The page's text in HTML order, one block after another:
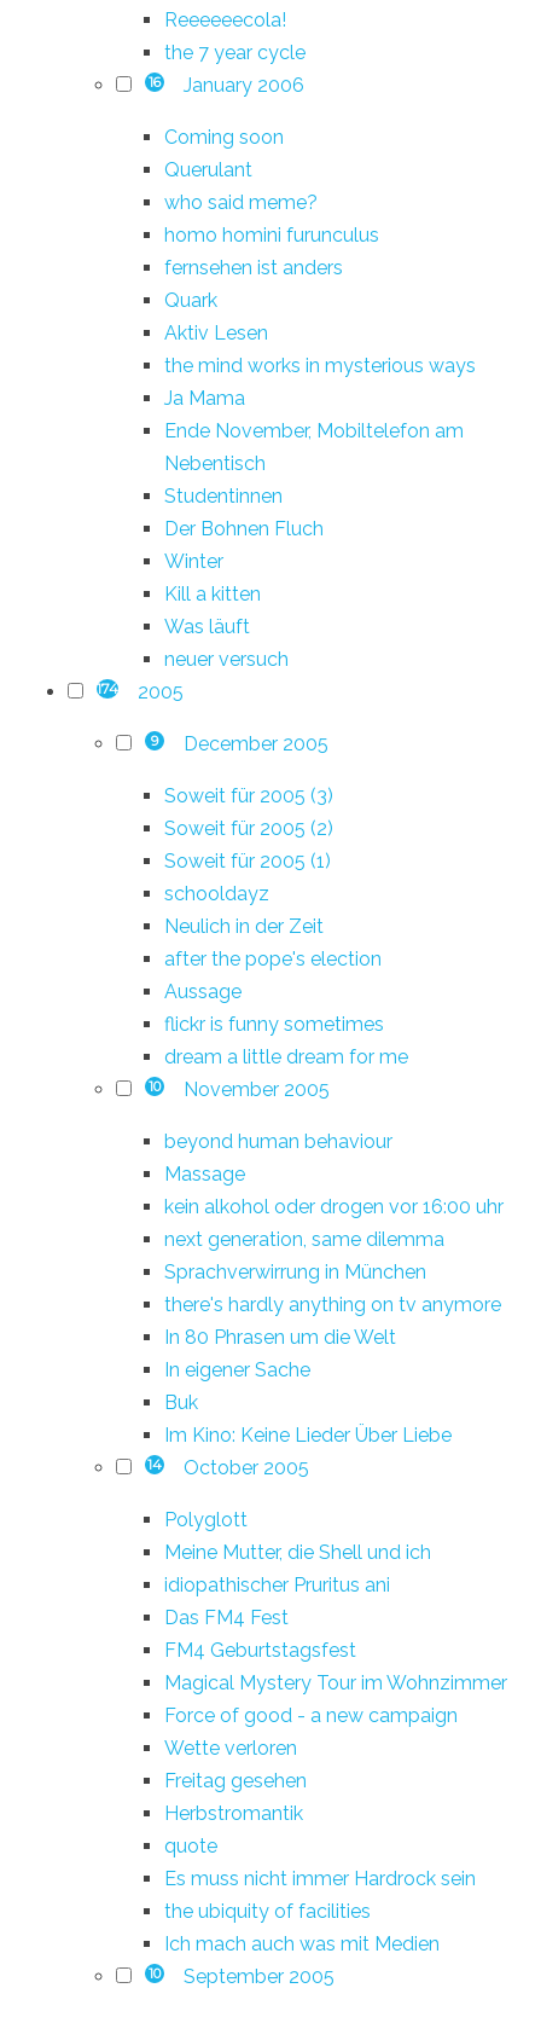
Reeeeeecola!
the 7 year cycle
16 January 2006
Coming soon
Querulant
who said meme?
homo homini furunculus
fernsehen ist anders
Quark
Aktiv Lesen
the mind works in mysterious ways
Ja Mama
Ende November, Mobiltelefon am
Nebentisch
Studentinnen
Der Bohnen Fluch
Winter
Kill a kitten
Was läuft
neuer versuch
174 2005
9 December 2005
Soweit für 2005 (3)
Soweit für 2005 (2)
Soweit für 2005 (1)
schooldayz
Neulich in der Zeit
after the pope's election
Aussage
flickr is funny sometimes
dream a little dream for me
10 November 2005
beyond human behaviour
Massage
kein alkohol oder drogen vor 16:00 uhr
next generation, same dilemma
Sprachverwirrung in München
there's hardly anything on tv anymore
In 80 Phrasen um die Welt
In eigener Sache
Buk
Im Kino: Keine Lieder Über Liebe
14 October 2005
Polyglott
Meine Mutter, die Shell und ich
idiopathischer Pruritus ani
Das FM4 Fest
FM4 Geburtstagsfest
Magical Mystery Tour im Wohnzimmer
Force of good - a new campaign
Wette verloren
Freitag gesehen
Herbstromantik
quote
Es muss nicht immer Hardrock sein
the ubiquity of facilities
Ich mach auch was mit Medien
10 September 2005